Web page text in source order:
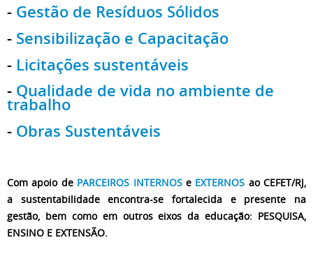
- Gestão de Resíduos Sólidos
- Sensibilização e Capacitação
- Licitações sustentáveis
- Qualidade de vida no ambiente de
trabalho
- Obras Sustentáveis
Com apoio de PARCEIROS INTERNOSe EXTERNOS ao CEFET/RJ,
a sustentabilidade encontra-se fortalecida e presente na
gestão, bem como em outros eixos da educação: PESQUISA,
ENSINO E EXTENSÃO.